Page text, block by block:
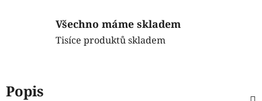
Všechno máme skladem
Tisíce produktů skladem
Popis